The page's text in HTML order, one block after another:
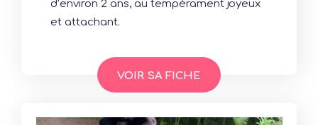
d’environ 2 ans, au tempérament joyeux
et attachant.
VOIR SA FICHE